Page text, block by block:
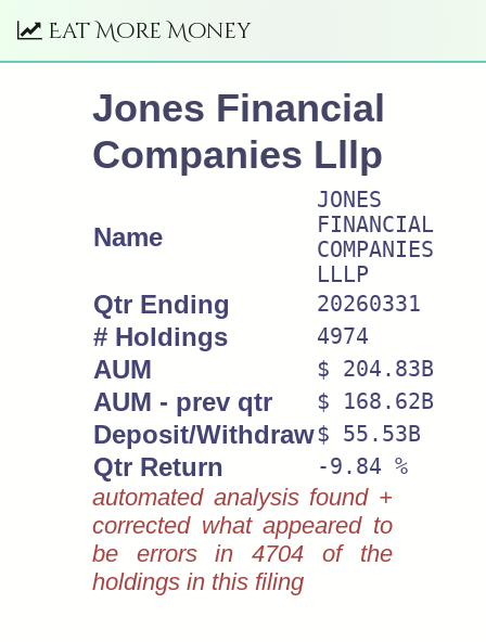
Eat More Money
Jones Financial
Companies Lllp
Name
JONES
FINANCIAL
COMPANIES
LLLP
Qtr Ending 20260331
# Holdings 4974
AUM $ 204.83B
AUM - prev qtr $ 168.62B
Deposit/Withdraw$ 55.53B
Qtr Return -9.84 %
automated analysis found +
corrected what appeared to
be errors in 4704 of the
holdings in this filing